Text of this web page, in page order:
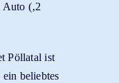
(‚2
Pöllatal ist
beliebtes